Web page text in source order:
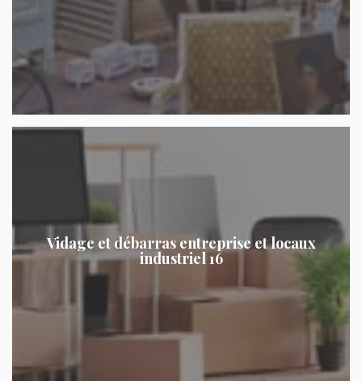
Vidage et débarras entreprise et locaux
industriel 16